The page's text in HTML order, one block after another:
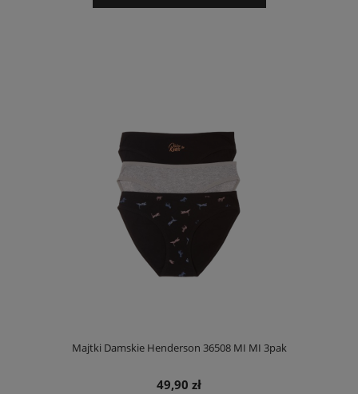
Majtki Damskie Henderson 36508 MI MI 3pak
49,90 zł